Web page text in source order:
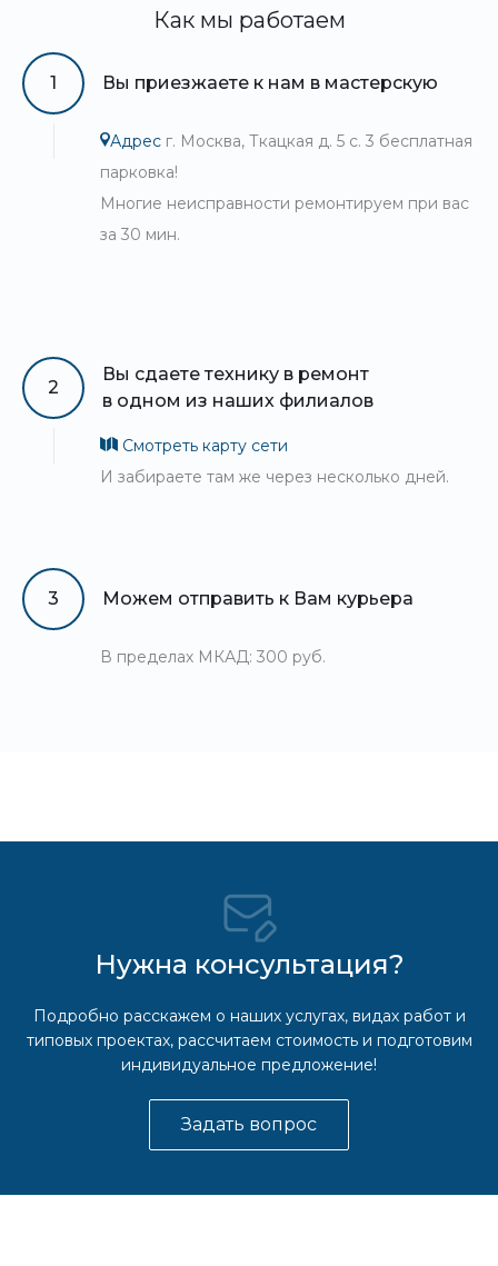
Как мы работаем
1 Вы приезжаете к нам в мастерскую
Адрес г. Москва, Ткацкая д. 5 с. 3 бесплатная
парковка!
Многие неисправности ремонтируем при вас
за 30 мин.
2
Вы сдаете технику в ремонт
в одном из наших филиалов
Смотреть карту сети
И забираете там же через несколько дней.
3 Можем отправить к Вам курьера
В пределах МКАД: 300 руб.
Нужна консультация?
Подробно расскажем о наших услугах, видах работ и
типовых проектах, рассчитаем стоимость и подготовим
индивидуальное предложение!
Задать вопрос